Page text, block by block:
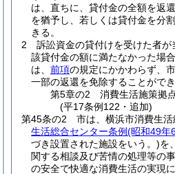
は、直ちに、貸付金の全額を返
を猶予し、若しくは貸付金を分
きる。
2
訴訟資金の貸付けを受けた者
該貸付金の額に満たなかった場
は、 前項の規定にかかわらず、
一部の返還を免除することができ
第5章の2
消費生活施策拠
(平17条例122・追加)
第45条の2
市は、横浜市消費生
生活総合センター条例(昭和49年
づき設置された施設をいう。)を
関する相談及び苦情の処理等の
の安全で快適な消費生活の実現